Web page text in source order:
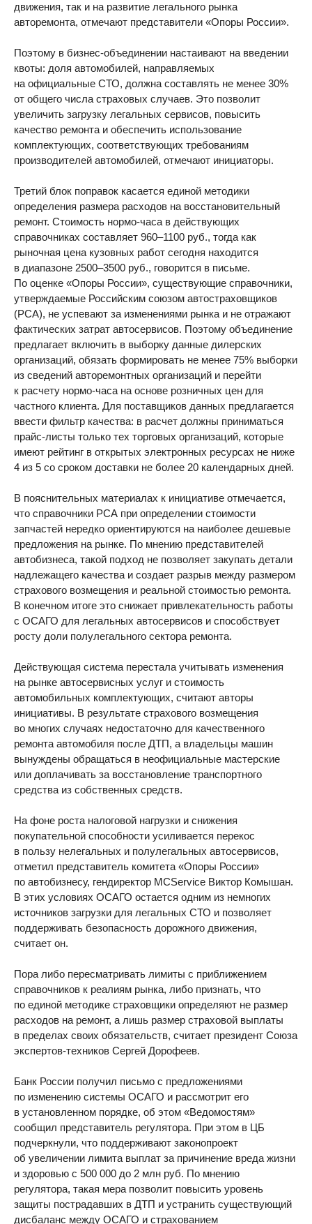
движения, так и на развитие легального рынка
авторемонта, отмечают представители «Опоры России».
Поэтому в бизнес-объединении настаивают на введении
квоты: доля автомобилей, направляемых
на официальные СТО, должна составлять не менее 30%
от общего числа страховых случаев. Это позволит
увеличить загрузку легальных сервисов, повысить
качество ремонта и обеспечить использование
комплектующих, соответствующих требованиям
производителей автомобилей, отмечают инициаторы.
Третий блок поправок касается единой методики
определения размера расходов на восстановительный
ремонт. Стоимость нормо-часа в действующих
справочниках составляет 960–1100 руб., тогда как
рыночная цена кузовных работ сегодня находится
в диапазоне 2500–3500 руб., говорится в письме.
По оценке «Опоры России», существующие справочники,
утверждаемые Российским союзом автостраховщиков
(РСА), не успевают за изменениями рынка и не отражают
фактических затрат автосервисов. Поэтому объединение
предлагает включить в выборку данные дилерских
организаций, обязать формировать не менее 75% выборки
из сведений авторемонтных организаций и перейти
к расчету нормо-часа на основе розничных цен для
частного клиента. Для поставщиков данных предлагается
ввести фильтр качества: в расчет должны приниматься
прайс-листы только тех торговых организаций, которые
имеют рейтинг в открытых электронных ресурсах не ниже
4 из 5 со сроком доставки не более 20 календарных дней.
В пояснительных материалах к инициативе отмечается,
что справочники РСА при определении стоимости
запчастей нередко ориентируются на наиболее дешевые
предложения на рынке. По мнению представителей
автобизнеса, такой подход не позволяет закупать детали
надлежащего качества и создает разрыв между размером
страхового возмещения и реальной стоимостью ремонта.
В конечном итоге это снижает привлекательность работы
с ОСАГО для легальных автосервисов и способствует
росту доли полулегального сектора ремонта.
Действующая система перестала учитывать изменения
на рынке автосервисных услуг и стоимость
автомобильных комплектующих, считают авторы
инициативы. В результате страхового возмещения
во многих случаях недостаточно для качественного
ремонта автомобиля после ДТП, а владельцы машин
вынуждены обращаться в неофициальные мастерские
или доплачивать за восстановление транспортного
средства из собственных средств.
На фоне роста налоговой нагрузки и снижения
покупательной способности усиливается перекос
в пользу нелегальных и полулегальных автосервисов,
отметил представитель комитета «Опоры России»
по автобизнесу, гендиректор MCService Виктор Комышан.
В этих условиях ОСАГО остается одним из немногих
источников загрузки для легальных СТО и позволяет
поддерживать безопасность дорожного движения,
считает он.
Пора либо пересматривать лимиты с приближением
справочников к реалиям рынка, либо признать, что
по единой методике страховщики определяют не размер
расходов на ремонт, а лишь размер страховой выплаты
в пределах своих обязательств, считает президент Союза
экспертов-техников Сергей Дорофеев.
Банк России получил письмо с предложениями
по изменению системы ОСАГО и рассмотрит его
в установленном порядке, об этом «Ведомостям»
сообщил представитель регулятора. При этом в ЦБ
подчеркнули, что поддерживают законопроект
об увеличении лимита выплат за причинение вреда жизни
и здоровью с 500 000 до 2 млн руб. По мнению
регулятора, такая мера позволит повысить уровень
защиты пострадавших в ДТП и устранить существующий
дисбаланс между ОСАГО и страхованием